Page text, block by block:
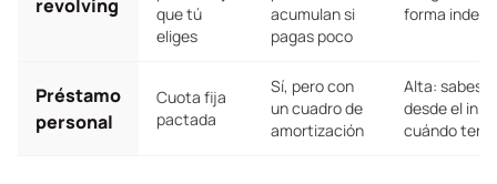
revolving
que tú
eliges
acumulan si
pagas poco
forma
Préstamo
personal
Cuota fija
pactada
Sí, pero con
un cuadro de
amortización
Alta: sabes
desde el
cuándo